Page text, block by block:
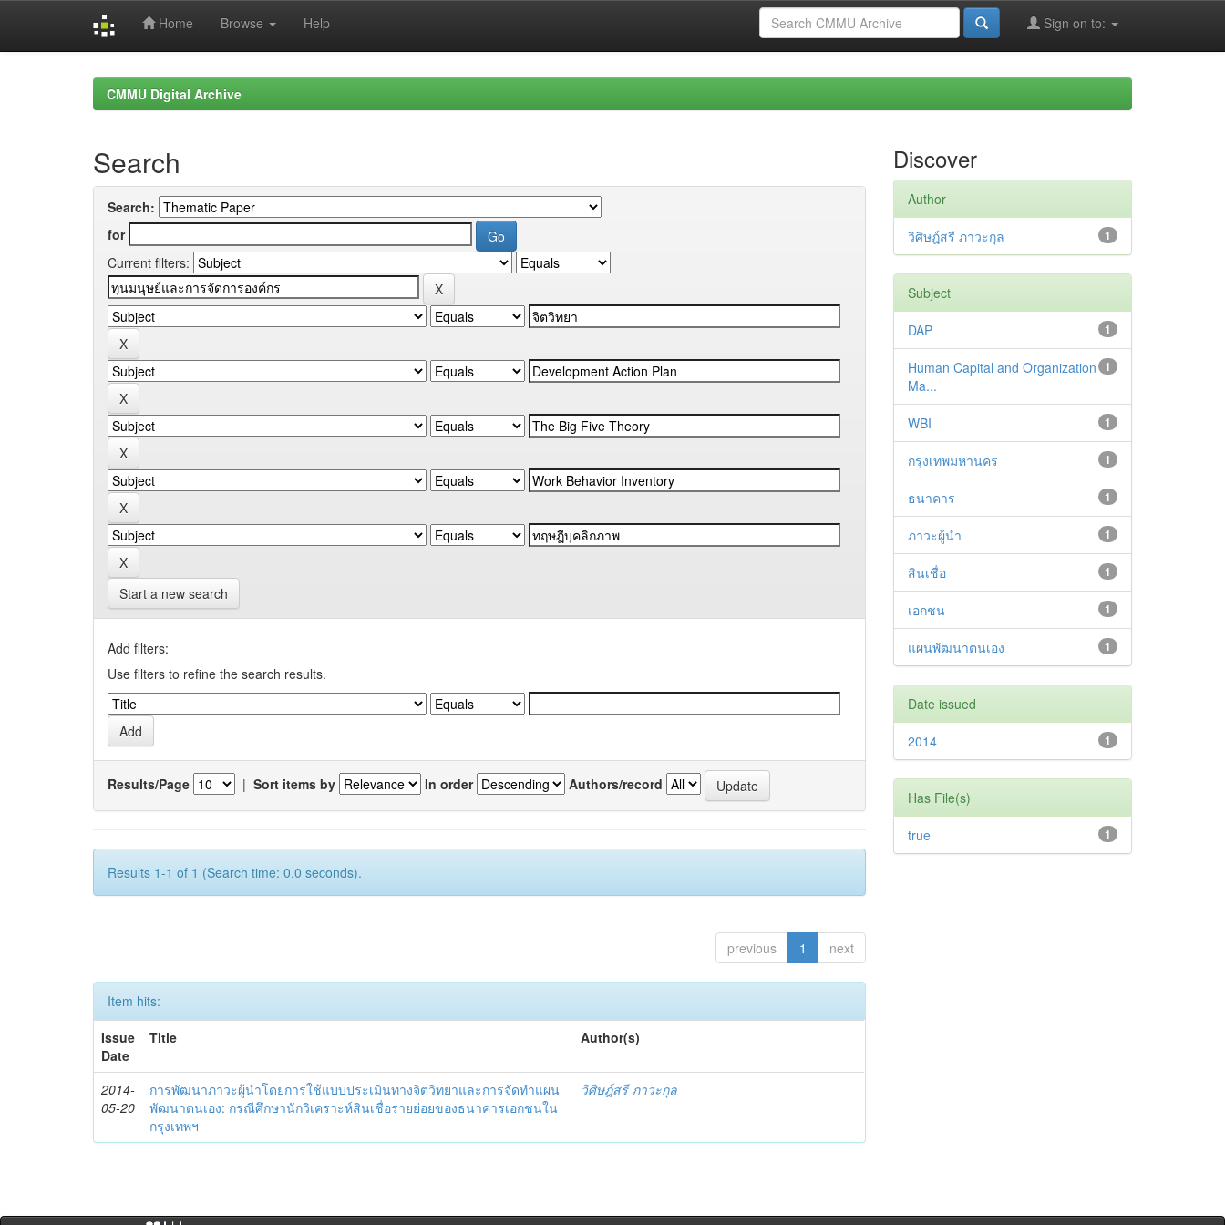
Home Browse Help Sign on to:
CMMU Digital Archive
Search
Search:
for
Current filters:
Start a new search
Add filters:
Use filters to refine the search results.
Results/Page | Sort items by In order Authors/record
Results 1-1 of 1 (Search time: 0.0 seconds).
previous 1 next
Item hits:
Issue
Date
Title Author(s)
2014-
05-20
การพัฒนาภาวะผู้นำโดยการใช้แบบประเมินทางจิตวิทยาและการจัดทำแผน
พัฒนาตนเอง: กรณีศึกษานักวิเคราะห์สินเชื่อรายย่อยของธนาคารเอกชนใน
กรุงเทพฯ
วิศิษฎ์สรี ภาวะกุล
Discover
Author
1
วิศิษฎ์สรี ภาวะกุล
Subject
1
DAP
1
Human Capital and Organization
Ma...
1
WBI
1
กรุงเทพมหานคร
1
ธนาคาร
1
ภาวะผู้นำ
1
สินเชื่อ
1
เอกชน
1
แผนพัฒนาตนเอง
Date issued
1
2014
Has File(s)
1
true